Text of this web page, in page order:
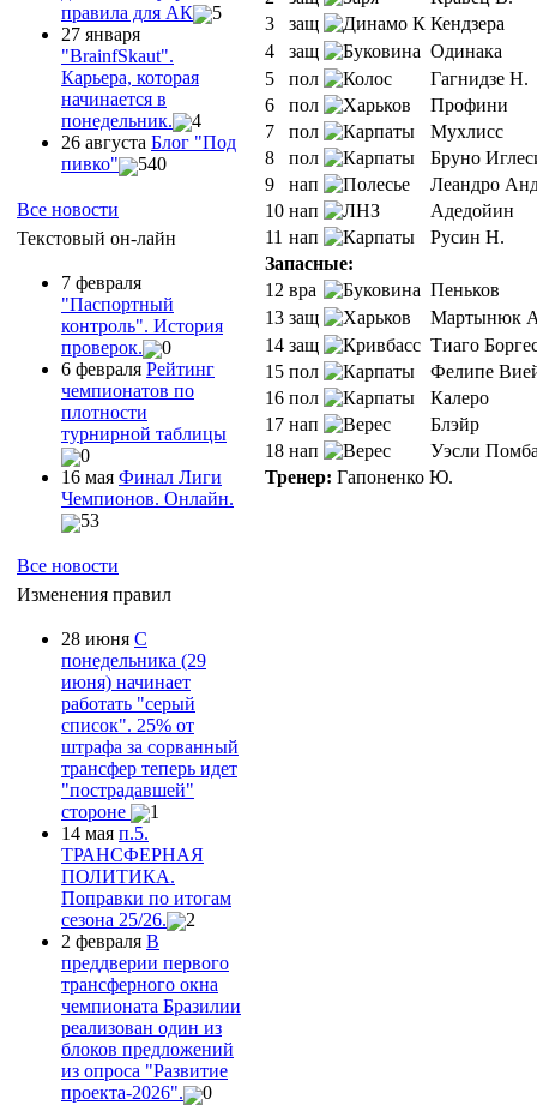
правила для АК
5
27 января
"ВrainfSkaut".
Карьера, которая
начинается в
понедельник.
4
26 августа Блог "Под
пивко"
540
Все новости
Текстовый он-лайн
7 февраля
"Паспортный
контроль". История
проверок.
0
6 февраля Рейтинг
чемпионатов по
плотности
турнирной таблицы
0
16 мая Финал Лиги
Чемпионов. Онлайн.
53
Все новости
Изменения правил
28 июня С
понедельника (29
июня) начинает
работать "серый
список". 25% от
штрафа за сорванный
трансфер теперь идет
"пострадавшей"
стороне
1
14 мая п.5.
ТРАНСФЕРНАЯ
ПОЛИТИКА.
Поправки по итогам
сезона 25/26.
2
2 февраля В
преддверии первого
трансферного окна
чемпионата Бразилии
реализован один из
блоков предложений
из опроса "Развитие
проекта-2026".
0
3
защ
Кендзера
4
защ
Одинака
5
пол
Гагнидзе Н.
6
пол
Профини
7
пол
Мухлисс
8
пол
Бруно
9
нап
Леандро
10 нап
Адедойин
11 нап
Русин Н.
Запасные:
12 вра
Пеньков
13 защ
Мартынюк
14 защ
Тиаго
15 пол
Фелипе
16 пол
Калеро
17 нап
Блэйр
18 нап
Уэсли
Тренер: Гапоненко Ю.